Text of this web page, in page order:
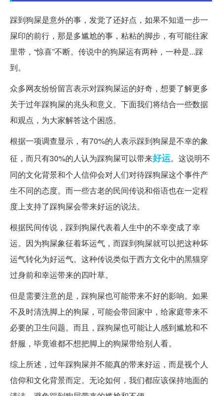
踩到狗屎是意外的事，发觉了还好点，如果不知道一步一
屎印的前行，那是多尴尬的事，粘粘的脚步，有可能往家
里带，“惊喜”不断。传说中的狗屎运有两种，一种是...踩
到。
众多网友纷纷留言表示对踩狗屎运的好奇，想要了解更多
关于过年踩狗屎的兆头和意义。下面我们将结合一些数据
和观点，为大家解答这个困惑。
根据一项调查显示，有70%的人表示踩到狗屎是不幸的象
征，而只有30%的人认为踩狗屎可以带来好运。这说明不
同的文化背景和个人信仰会对人们对待踩狗屎这个事件产
生不同的态度。而一些古老的民间传说和俗语也在一定程
度上支持了踩狗屎会带来好运的说法。
根据民间传说，踩到狗屎代表着人生中的不幸变成了幸
运。因为狗屎象征着坏运气，而踩到狗屎就可以把这种坏
运气转化为好运气。这种传说类似于西方文化中的黑猫穿
过身前和幸运带来的四叶草。
但是需要注意的是，踩狗屎也可能带来不好的影响。如果
不及时清洗脚上的狗屎，可能会带回家中，给家庭带来不
必要的卫生问题。而且，踩狗屎也可能让人感到尴尬和不
舒服，毕竟谁都不想把脚上的狗屎带给别人看。
综上所述，过年踩狗屎并不能真的带来好运，而是视个人
信仰和文化背景而定。无论如何，我们都应该保持地面的